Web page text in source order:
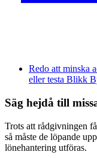
Redo att minska
eller testa Blikk
Säg hejdå till
Trots att rådgivningen
så måste de löpande
lönehantering utföras.